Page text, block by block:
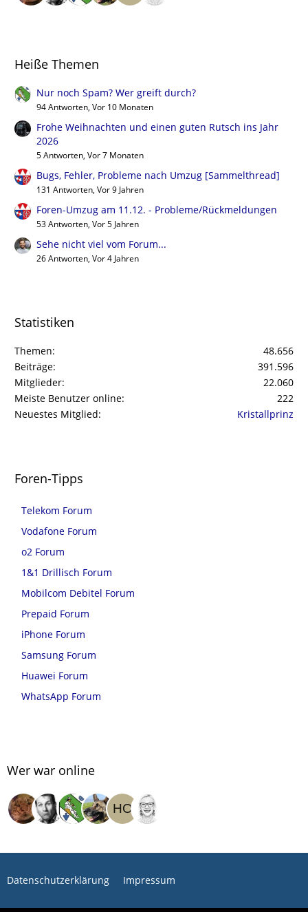
Heiße Themen
Nur noch Spam? Wer greift durch?
94 Antworten, Vor 10 Monaten
Frohe Weihnachten und einen guten Rutsch ins Jahr
2026
5 Antworten, Vor 7 Monaten
Bugs, Fehler, Probleme nach Umzug [Sammelthread]
131 Antworten, Vor 9 Jahren
Foren-Umzug am 11.12. - Probleme/Rückmeldungen
53 Antworten, Vor 5 Jahren
Sehe nicht viel vom Forum...
26 Antworten, Vor 4 Jahren
Statistiken
Themen
48.656
Beiträge
391.596
Mitglieder
22.060
Meiste Benutzer online
222
Neuestes Mitglied
Kristallprinz
Foren-Tipps
Telekom Forum
Vodafone Forum
o2 Forum
1&1 Drillisch Forum
Mobilcom Debitel Forum
Prepaid Forum
iPhone Forum
Samsung Forum
Huawei Forum
WhatsApp Forum
Wer war online
Datenschutzerklärung Impressum